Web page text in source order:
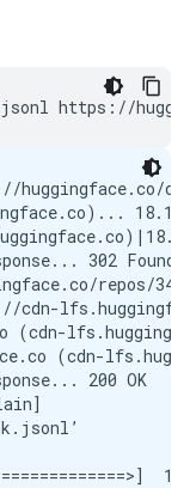
https://
huggingface.co/
302 Found
repos/34/ac/
(cdn-
(cdn-
200 OK